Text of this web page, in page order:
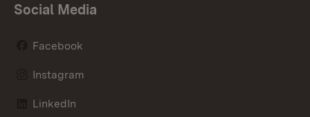
Social Media
Facebook
Instagram
LinkedIn